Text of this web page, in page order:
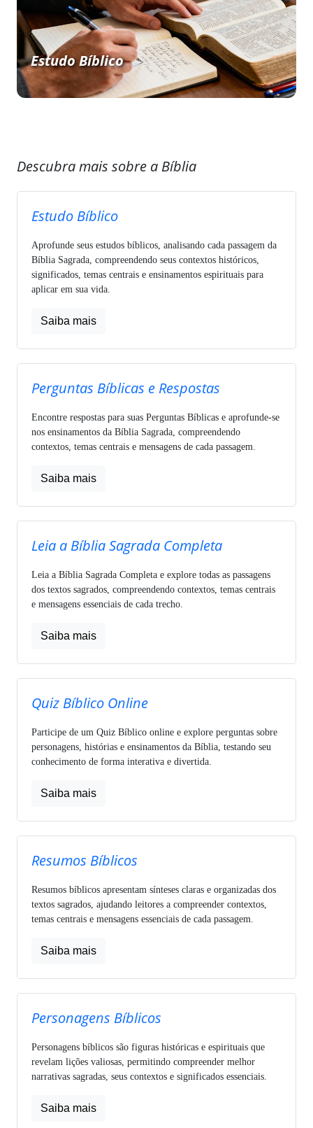
Estudo Bíblico
Descubra mais sobre a Bíblia
Estudo Bíblico
Aprofunde seus estudos bíblicos, analisando cada passagem da
Bíblia Sagrada, compreendendo seus contextos históricos,
significados, temas centrais e ensinamentos espirituais para
aplicar em sua vida.
Saiba mais
Perguntas Bíblicas e Respostas
Encontre respostas para suas Perguntas Bíblicas e aprofunde-se
nos ensinamentos da Bíblia Sagrada, compreendendo
contextos, temas centrais e mensagens de cada passagem.
Saiba mais
Leia a Bíblia Sagrada Completa
Leia a Bíblia Sagrada Completa e explore todas as passagens
dos textos sagrados, compreendendo contextos, temas centrais
e mensagens essenciais de cada trecho.
Saiba mais
Quiz Bíblico Online
Participe de um Quiz Bíblico online e explore perguntas sobre
personagens, histórias e ensinamentos da Bíblia, testando seu
conhecimento de forma interativa e divertida.
Saiba mais
Resumos Bíblicos
Resumos bíblicos apresentam sínteses claras e organizadas dos
textos sagrados, ajudando leitores a compreender contextos,
temas centrais e mensagens essenciais de cada passagem.
Saiba mais
Personagens Bíblicos
Personagens bíblicos são figuras históricas e espirituais que
revelam lições valiosas, permitindo compreender melhor
narrativas sagradas, seus contextos e significados essenciais.
Saiba mais